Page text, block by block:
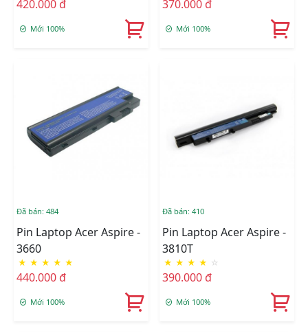
420.000 đ
Mới 100%
370.000 đ
Mới 100%
Đã bán: 484
Pin Laptop Acer Aspire -
3660
★ ★ ★ ★ ★
440.000 đ
Mới 100%
Đã bán: 410
Pin Laptop Acer Aspire -
3810T
★ ★ ★ ★ ☆
390.000 đ
Mới 100%